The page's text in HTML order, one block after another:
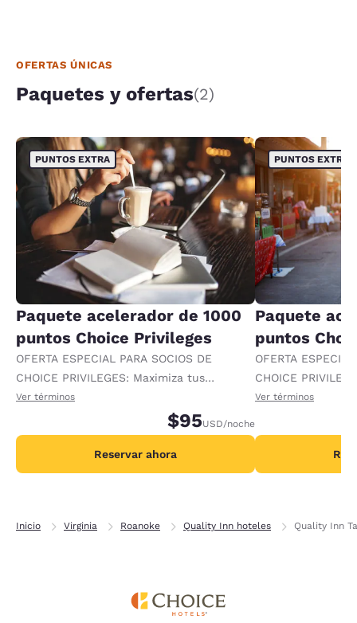
OFERTAS ÚNICAS
Paquetes y ofertas(2)
PUNTOS EXTRA
Paquete acelerador de 1000
puntos Choice Privileges
OFERTA ESPECIAL PARA SOCIOS DE
CHOICE PRIVILEGES: Maximiza tus
recompensas al recibir 1000 puntos
Ver términos
$95USD/noche
Reservar ahora
PUNTOS EXTRA
Paquete
puntos
OFERTA
CHOICE
recompensas al
Ver términos
Inicio Virginia Roanoke Quality Inn hoteles Quality Inn